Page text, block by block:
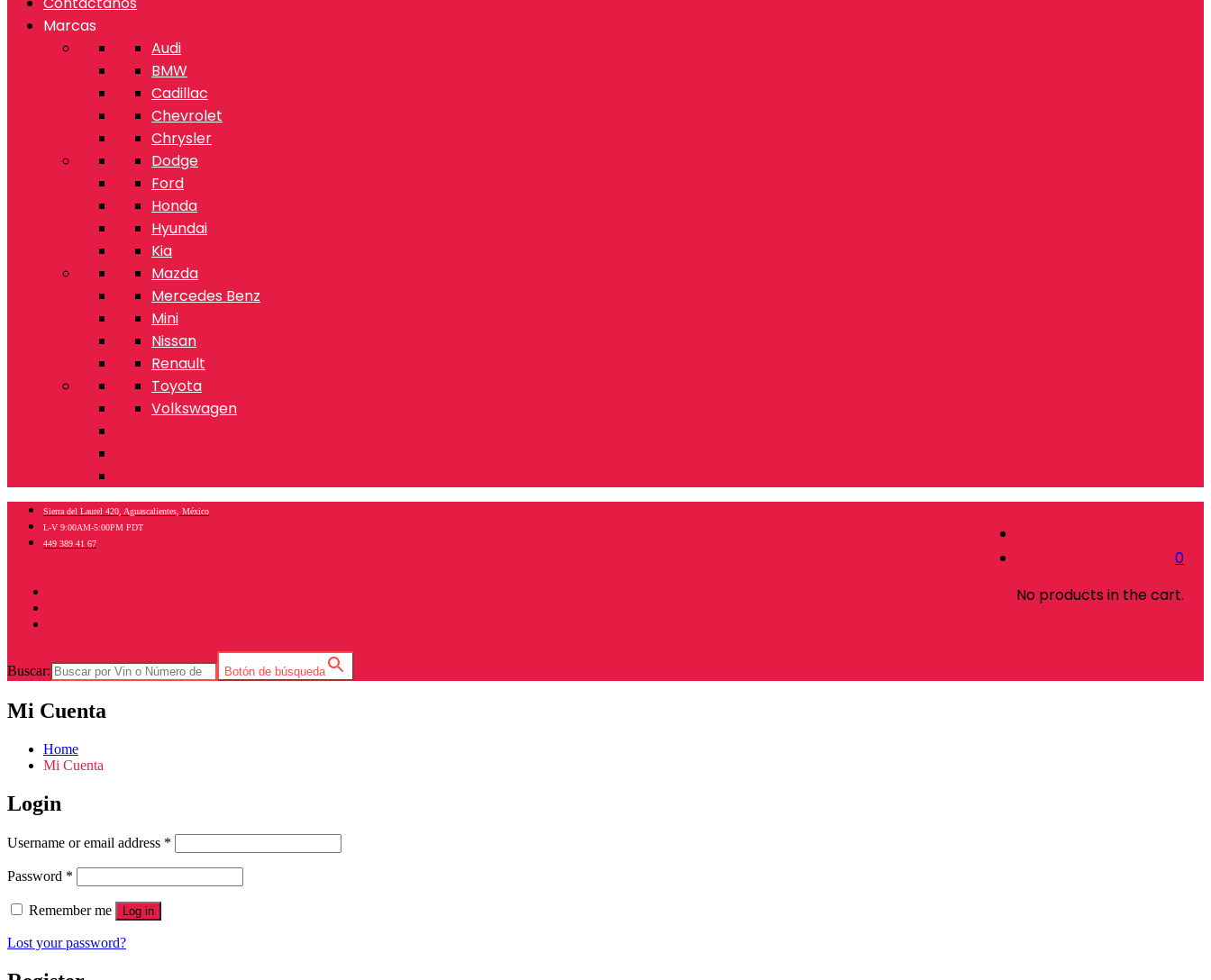
Marcas
Audi
BMW
Cadillac
Chevrolet
Chrysler
Dodge
Ford
Honda
Hyundai
Kia
Mazda
Mercedes Benz
Mini
Nissan
Renault
Toyota
Volkswagen
0
No products in the cart.
Sierra del Laurel 420, Aguascalientes, México
L-V 9:00AM-5:00PM PDT
449 389 41 67
Buscar: Botón de búsqueda
Mi Cuenta
Home
Mi Cuenta
Login
Username or email address *
Password *
Remember me Log in
Lost your password?